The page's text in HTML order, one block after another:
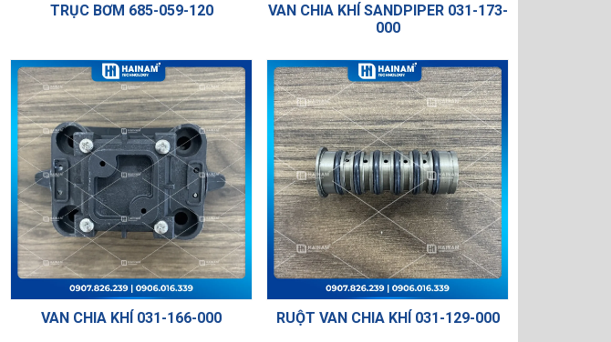
TRỤC BƠM 685-059-120
VAN CHIA KHÍ SANDPIPER 031-173-
000
VAN CHIA KHÍ 031-166-000 RUỘT VAN CHIA KHÍ 031-129-000